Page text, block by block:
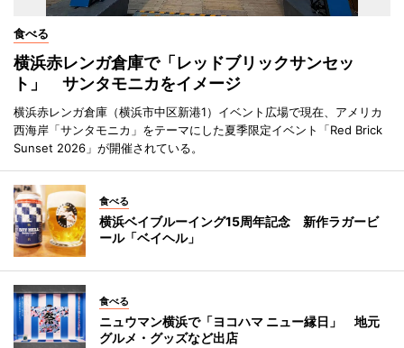
食べる
横浜赤レンガ倉庫で「レッドブリックサンセッ
ト」 サンタモニカをイメージ
横浜赤レンガ倉庫（横浜市中区新港1）イベント広場で現在、アメリカ
西海岸「サンタモニカ」をテーマにした夏季限定イベント「Red Brick
Sunset 2026」が開催されている。
食べる
横浜ベイブルーイング15周年記念 新作ラガービ
ール「ベイヘル」
食べる
ニュウマン横浜で「ヨコハマ ニュー縁日」 地元
グルメ・グッズなど出店